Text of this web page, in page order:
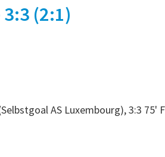
(2:1)
AS Luxembourg), 3:3 75'